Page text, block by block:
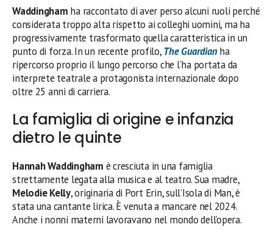
Waddingham ha raccontato di aver perso alcuni ruoli perché
considerata troppo alta rispetto ai colleghi uomini, ma ha
progressivamente trasformato quella caratteristica in un
punto di forza. In un recente profilo,The Guardianha
ripercorso proprio il lungo percorso che l’ha portata da
interprete teatrale a protagonista internazionale dopo
oltre 25 anni di carriera.
La famiglia di origine e infanzia
dietro le quinte
Hannah Waddingham è cresciuta in una famiglia
strettamente legata alla musica e al teatro. Sua madre,
Melodie Kelly, originaria di Port Erin, sull’Isola di Man, è
stata una cantante lirica. È venuta a mancare nel 2024.
Anche i nonni materni lavoravano nel mondo dell’opera.